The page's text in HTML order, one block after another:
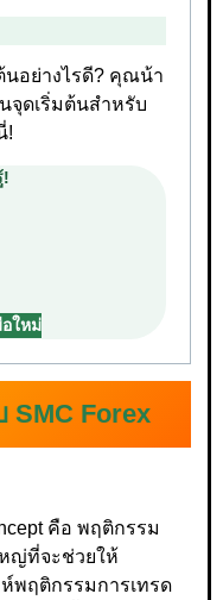
นอย่างไรดี? คุณน้า
จุดเริ่มต้นสำหรับ
!
!
ใหม่
SMC Forex
คือ พฤติกรรม
หญ่ที่จะช่วยให้
ห์พฤติกรรมการเทรด